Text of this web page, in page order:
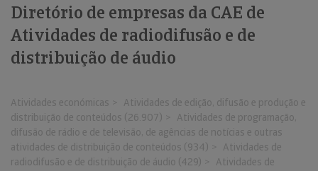
Diretório de empresas da CAE de
Atividades de radiodifusão e de
distribuição de áudio
Atividades económicas
Atividades de edição, difusão e produção e
distribuição de conteúdos (26.907)
Atividades de programação,
difusão de rádio e de televisão, de agências de notícias e outras
atividades de distribuição de conteúdos (934)
Atividades de
radiodifusão e de distribuição de áudio (429)
Atividades de